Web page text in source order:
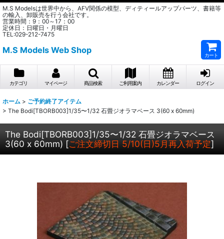
M.S Modelsは世界中から、AFV関係の模型、ディティールアップパーツ、書籍等
の輸入、卸販売を行う会社です。
営業時間：9：00～17：00
定休日：日曜日・月曜日
TEL:029-212-7475
M.S Models Web Shop
カート
カテゴリ マイページ 商品検索 ご利用案内 カレンダー ログイン
ホーム > ご予約終了アイテム
> The Bodi[TBORB003]1/35〜1/32 石畳ジオラマベース 3(60 x 60mm)
The Bodi[TBORB003]1/35〜1/32 石畳ジオラマベース
3(60 x 60mm) [ご注文締切日 5/10(日)5月再入荷予定]